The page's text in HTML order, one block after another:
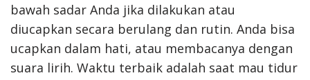
bawah sadar Anda jika dilakukan atau
diucapkan secara berulang dan rutin. Anda bisa
ucapkan dalam hati, atau membacanya dengan
suara lirih. Waktu terbaik adalah saat mau tidur